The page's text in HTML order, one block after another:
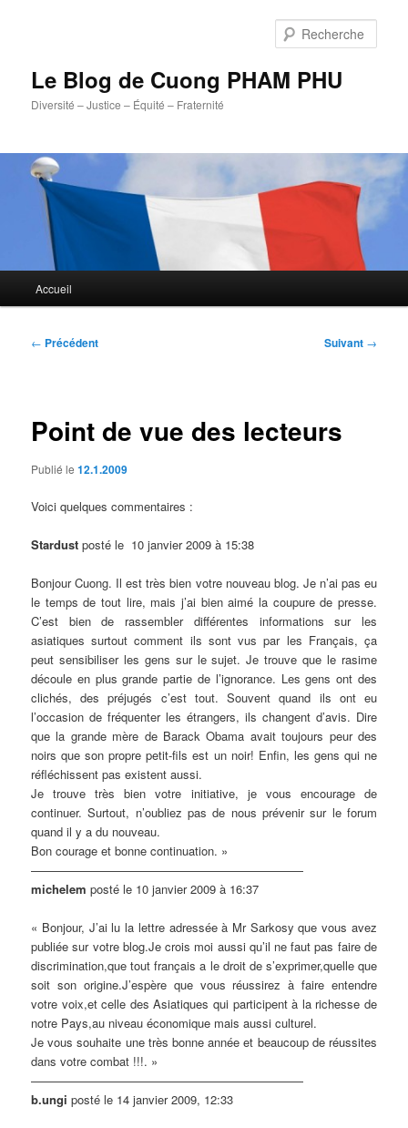
Le Blog de Cuong PHAM PHU
Diversité – Justice – Équité – Fraternité
principal
Accueil
Navigation
← Précédent Suivant →
Point de vue des lecteurs
Publié le12.1.2009
Voici quelques commentaires :
Stardust posté le 10 janvier 2009 à 15:38
Bonjour Cuong. Il est très bien votre nouveau blog. Je n’ai pas eu
le temps de tout lire, mais j’ai bien aimé la coupure de presse.
C’est bien de rassembler différentes informations sur les
asiatiques surtout comment ils sont vus par les Français, ça
peut sensibiliser les gens sur le sujet. Je trouve que le rasime
découle en plus grande partie de l’ignorance. Les gens ont des
clichés, des préjugés c’est tout. Souvent quand ils ont eu
l’occasion de fréquenter les étrangers, ils changent d’avis. Dire
que la grande mère de Barack Obama avait toujours peur des
noirs que son propre petit-fils est un noir! Enfin, les gens qui ne
réfléchissent pas existent aussi.
Je trouve très bien votre initiative, je vous encourage de
continuer. Surtout, n’oubliez pas de nous prévenir sur le forum
quand il y a du nouveau.
Bon courage et bonne continuation. »
———————————————————————
michelem posté le 10 janvier 2009 à 16:37
« Bonjour, J’ai lu la lettre adressée à Mr Sarkosy que vous avez
publiée sur votre blog.Je crois moi aussi qu’il ne faut pas faire de
discrimination,que tout français a le droit de s’exprimer,quelle que
soit son origine.J’espère que vous réussirez à faire entendre
votre voix,et celle des Asiatiques qui participent à la richesse de
notre Pays,au niveau économique mais aussi culturel.
Je vous souhaite une très bonne année et beaucoup de réussites
dans votre combat !!!. »
———————————————————————
b.ungi posté le 14 janvier 2009, 12:33